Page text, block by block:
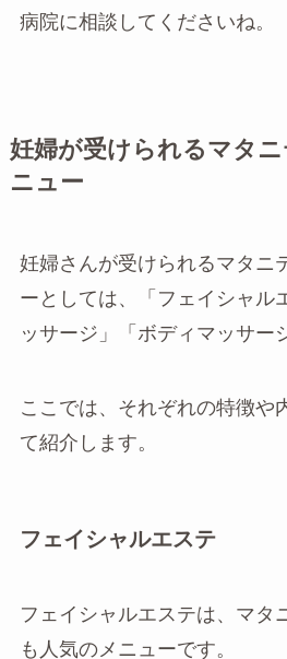
病院に相談してくださいね。
妊婦が受けられるマタ
ニュー
妊婦さんが受けられるマタニ
ーとしては、「フェイシャル
ッサージ」「ボディマッサー
ここでは、それぞれの特徴や
て紹介します。
フェイシャルエステ
フェイシャルエステは、マタ
も人気のメニューです。